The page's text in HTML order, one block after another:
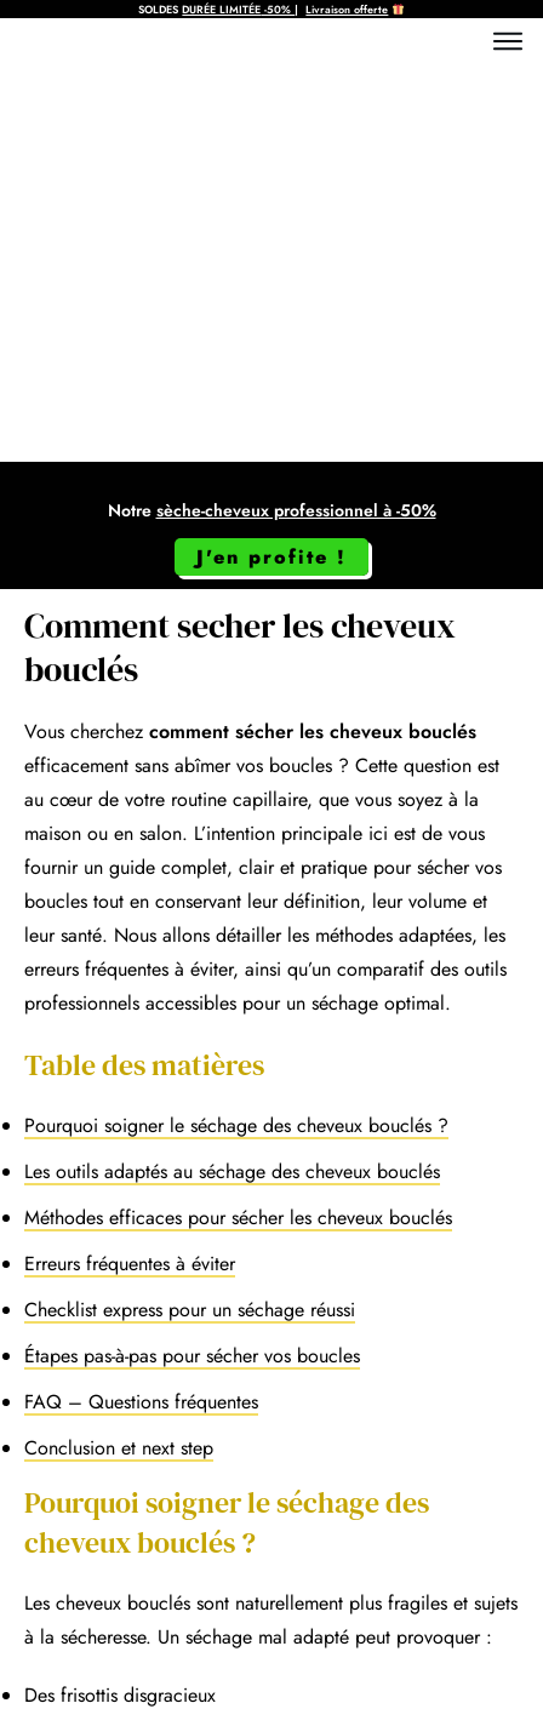
SOLDESDURÉE LIMITÉE -50% |Livraison offerte
Notre sèche-cheveux professionnel à -50%
J'en profite !
Comment secher les cheveux
bouclés
Vous cherchez comment sécher les cheveux bouclés
efficacement sans abîmer vos boucles ? Cette question est
au cœur de votre routine capillaire, que vous soyez à la
maison ou en salon. L’intention principale ici est de vous
fournir un guide complet, clair et pratique pour sécher vos
boucles tout en conservant leur définition, leur volume et
leur santé. Nous allons détailler les méthodes adaptées, les
erreurs fréquentes à éviter, ainsi qu’un comparatif des outils
professionnels accessibles pour un séchage optimal.
Table des matières
Pourquoi soigner le séchage des cheveux bouclés ?
Les outils adaptés au séchage des cheveux bouclés
Méthodes efficaces pour sécher les cheveux bouclés
Erreurs fréquentes à éviter
Checklist express pour un séchage réussi
Étapes pas-à-pas pour sécher vos boucles
FAQ – Questions fréquentes
Conclusion et next step
Pourquoi soigner le séchage des
cheveux bouclés ?
Les cheveux bouclés sont naturellement plus fragiles et sujets
à la sécheresse. Un séchage mal adapté peut provoquer :
Des frisottis disgracieux